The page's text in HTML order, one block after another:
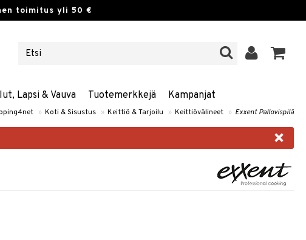
toimitus yli 50 €
Lapsi & Vauva Tuotemerkkejä Kampanjat
» Koti & Sisustus » Keittiö & Tarjoilu » Keittiövälineet » Exxent Pallovispilä
×